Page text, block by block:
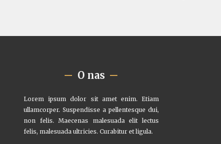
Lorem ipsum dolor sit amet enim. Etiam
ullamcorper. Suspendisse a pellentesque dui,
non felis. Maecenas malesuada elit lectus
felis, malesuada ultricies. Curabitur et ligula.
O nas